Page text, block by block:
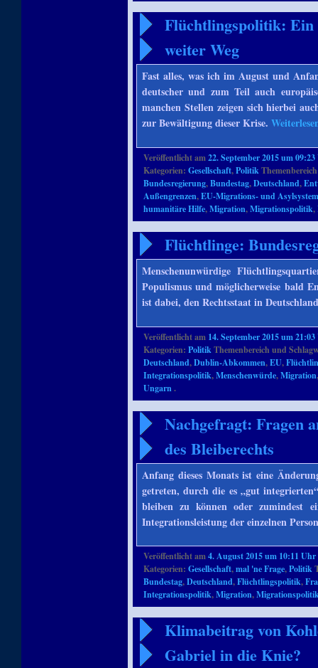
Flüchtlingspolitik: Ein
weiter Weg
Fast alles, was ich im August und
deutscher und zum Teil auch
manchen Stellen zeigen sich hierbei
zur Bewältigung dieser Krise.
Veröffentlicht am22. September 2015 um
Kategorien:Gesellschaft,Politik
Bundesregierung,Bundestag,Deutschland,
Außengrenzen,EU-Migrations- und
humanitäre Hilfe,Migration,Migrationspolitik,
Flüchtlinge:
Menschenunwürdige
Populismus und möglicherweise bald
ist dabei, den Rechtsstaat in
Veröffentlicht am 14. September 2015 um
Kategorien:PolitikThemenbereich und
Deutschland,Dublin-Abkommen,EU,
Integrationspolitik,Menschenwürde,Migration
Ungarn.
Nachgefragt: Fragen
des Bleiberechts
Anfang dieses Monats ist eine
getreten, durch die es „gut
bleiben zu können oder zumindest
Integrationsleistung der einzelnen
Veröffentlicht am4. August 2015 um 10:11 Uhr
Kategorien:Gesellschaft,mal 'ne Frage,Politik
Bundestag,Deutschland,Flüchtlingspolitik,
Integrationspolitik,Migration,
Klimabeitrag von
Gabriel in die Knie?